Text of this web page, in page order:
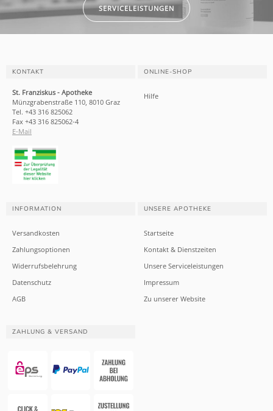
SERVICELEISTUNGEN
KONTAKT
St. Franziskus - Apotheke
Münzgrabenstraße 110, 8010 Graz
Tel. +43 316 825062
Fax +43 316 825062-4
E-Mail
ONLINE-SHOP
Hilfe
INFORMATION
Versandkosten
Zahlungsoptionen
Widerrufsbelehrung
Datenschutz
AGB
UNSERE APOTHEKE
Startseite
Kontakt & Dienstzeiten
Unsere Serviceleistungen
Impressum
Zu unserer Website
ZAHLUNG & VERSAND